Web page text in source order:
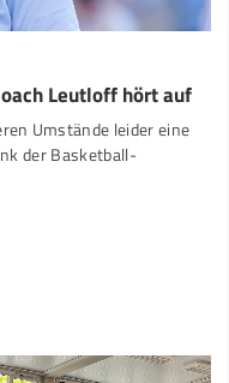
Leutloff hört auf
Umstände leider eine
der Basketball-